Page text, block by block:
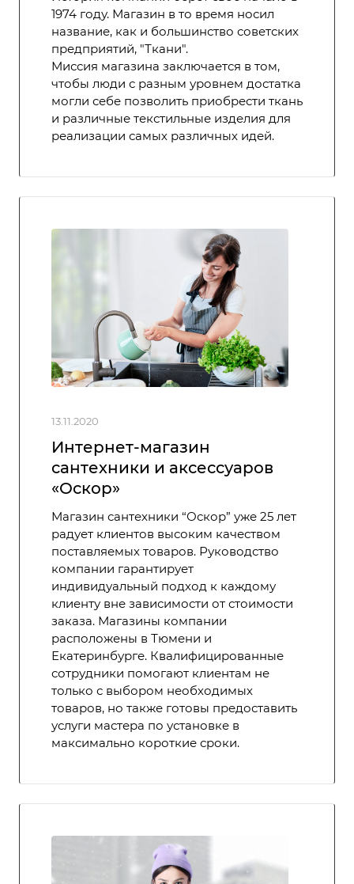
1974 году. Магазин в то время носил
название, как и большинство советских
предприятий, "Ткани".
Миссия магазина заключается в том,
чтобы люди с разным уровнем достатка
могли себе позволить приобрести ткань
и различные текстильные изделия для
реализации самых различных идей.
13.11.2020
Интернет-магазин
сантехники и аксессуаров
«Оскор»
Магазин сантехники “Оскор” уже 25 лет
радует клиентов высоким качеством
поставляемых товаров. Руководство
компании гарантирует
индивидуальный подход к каждому
клиенту вне зависимости от стоимости
заказа. Магазины компании
расположены в Тюмени и
Екатеринбурге. Квалифицированные
сотрудники помогают клиентам не
только с выбором необходимых
товаров, но также готовы предоставить
услуги мастера по установке в
максимально короткие сроки.